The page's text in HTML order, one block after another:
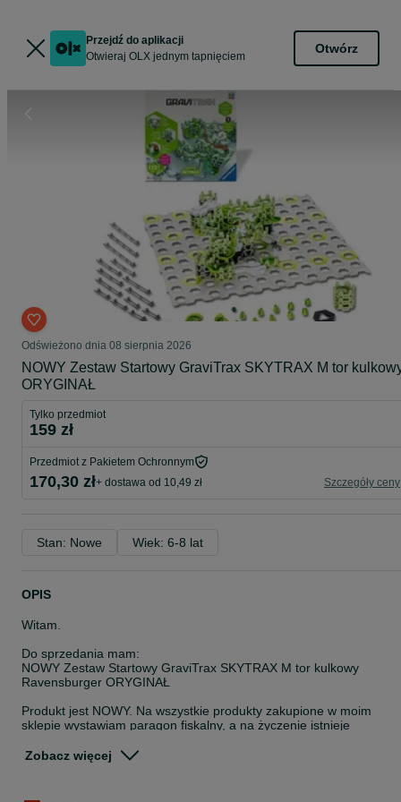
Przejdź do aplikacji
Otwieraj OLX jednym tapnięciem
Otwórz
Odświeżono dnia 08 sierpnia 2026
NOWY Zestaw Startowy GraviTrax SKYTRAX M tor
ORYGINAŁ
Tylko przedmiot
159 zł
Przedmiot z Pakietem Ochronnym
170,30 zł+ dostawa od 10,49 zł Szczegóły ceny
Stan: Nowe Wiek: 6-8 lat
OPIS
Witam.
Do sprzedania mam:
NOWY Zestaw Startowy GraviTrax SKYTRAX M tor kulkowy
Ravensburger ORYGINAŁ
Produkt jest NOWY. Na wszystkie produkty zakupione w moim
sklepie wystawiam paragon fiskalny, a na życzenie istnieje
Zobacz więcej